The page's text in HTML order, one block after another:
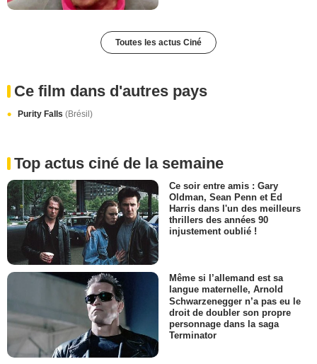
Toutes les actus Ciné
Ce film dans d'autres pays
Purity Falls (Brésil)
Top actus ciné de la semaine
Ce soir entre amis : Gary
Oldman, Sean Penn et Ed
Harris dans l'un des meilleurs
thrillers des années 90
injustement oublié !
Même si l’allemand est sa
langue maternelle, Arnold
Schwarzenegger n’a pas eu le
droit de doubler son propre
personnage dans la saga
Terminator